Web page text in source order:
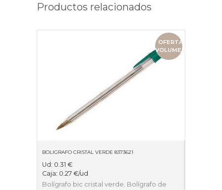
Productos relacionados
OFERTA
VOLUMEN
BOLIGRAFO CRISTAL VERDE 8373621
Ud: 0.31 €
Caja: 0.27 €/ud
Bolígrafo bic cristal verde. Bolígrafo de